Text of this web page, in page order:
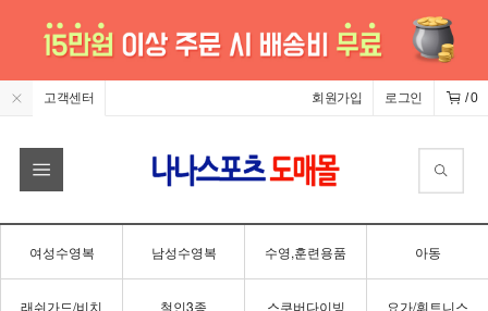
고객센터 /0
로그인
회원가입
여성수영복 남성수영복 수영,훈련용품 아동
래쉬가드/비치 철인3종 스쿠버다이빙 요가/휘트니스